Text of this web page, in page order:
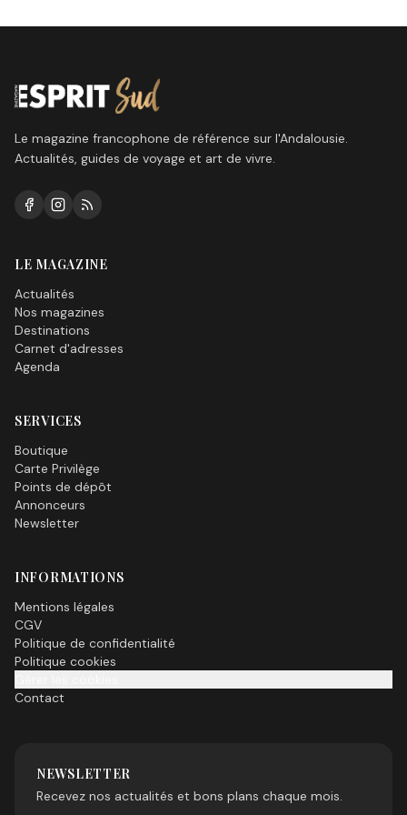
Le magazine francophone de référence sur l'Andalousie.
Actualités, guides de voyage et art de vivre.
LE MAGAZINE
Actualités
Nos magazines
Destinations
Carnet d'adresses
Agenda
SERVICES
Boutique
Carte Privilège
Points de dépôt
Annonceurs
Newsletter
INFORMATIONS
Mentions légales
CGV
Politique de confidentialité
Politique cookies
Contact
NEWSLETTER
Recevez nos actualités et bons plans chaque mois.